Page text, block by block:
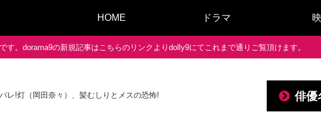
HOME ドラマ
す。dorama9の新規記事はこちらのリンクよりdolly9にてこれまで通りご覧頂けます。
レ!灯（岡田奈々）、髪むしりとメスの恐怖! 俳優